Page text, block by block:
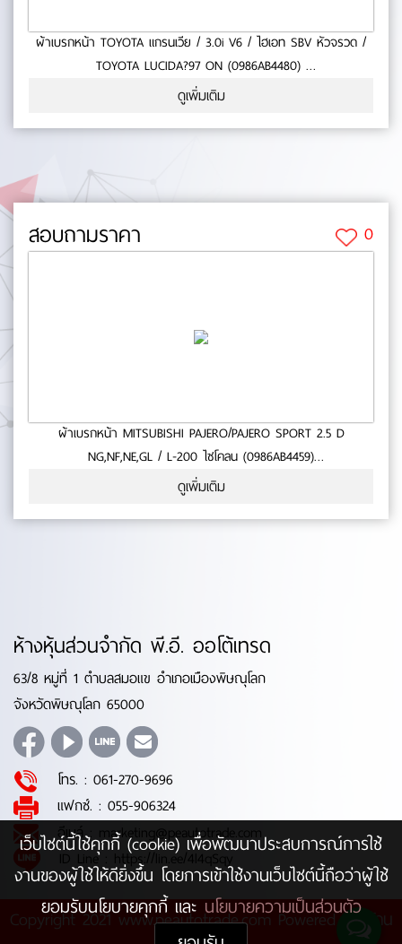
ผ้าเบรกหน้า TOYOTA แกรนเวีย / 3.0i V6 / ไฮเอท SBV หัวจรวด /
TOYOTA LUCIDA?97 ON (0986AB4480)
(mm.):0- ยาว (mm.):0- กว้าง (mm.):0 No.0-65-28
ดูเพิ่มเติม
สอบถามราคา 0
ผ้าเบรกหน้า MITSUBISHI PAJERO/PAJERO SPORT 2.5 D
NG,NF,NE,GL / L-200 ไซโคลน (0986AB4459)
NG,NF,NE,GL / L-200 ไซโคลน- สินค้าคุณภาพ- มาตารฐาน BOSCH-
หนา (mm.):0- ยาว (mm.):0- กว้าง (mm.):0 No.0-65-27
ดูเพิ่มเติม
เว็บไซต์นี้ใช้คุกกี้ (cookie) เพื่อพัฒนาประสบการณ์การใช้
งานของผู้ใช้ให้ดียิ่งขึ้น โดยการเข้าใช้งานเว็บไซต์นี้ถือว่าผู้ใช้
ยอมรับนโยบายคุกกี้ และนโยบายความเป็นส่วนตัว
ห้างหุ้นส่วนจำกัด พี.อี. ออโต้เทรด
63/8 หมู่ที่ 1 ตำบลสมอแข อำเภอเมืองพิษณุโลก
จังหวัดพิษณุโลก 65000
โทร. : 061-270-9696
แฟกซ์. : 055-906324
อีเมล์ : marketing@peautotrade.com
ID Line :https://lin.ee/4l4qSqy
Copyright 2021 www.peautotrade.com Powered by บ้าน